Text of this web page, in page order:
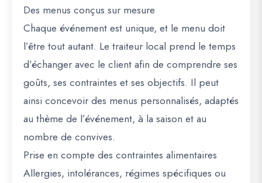
Des menus conçus sur mesure
Chaque événement est unique, et le menu doit
l’être tout autant. Le traiteur local prend le temps
d’échanger avec le client afin de comprendre ses
goûts, ses contraintes et ses objectifs. Il peut
ainsi concevoir des menus personnalisés, adaptés
au thème de l’événement, à la saison et au
nombre de convives.
Prise en compte des contraintes alimentaires
Allergies, intolérances, régimes spécifiques ou